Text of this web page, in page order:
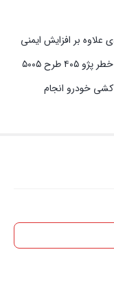
عقب اسپرت پژو ۴۰۵ طرح ۵۰۰۵ دودی علاوه بر افزایش ایمنی
موجب زیبایی ظاهری خودرو نیز می‌شود. نصب خطر پژو ۴۰۵ طرح ۵۰۰۵
کشی خودرو انجام